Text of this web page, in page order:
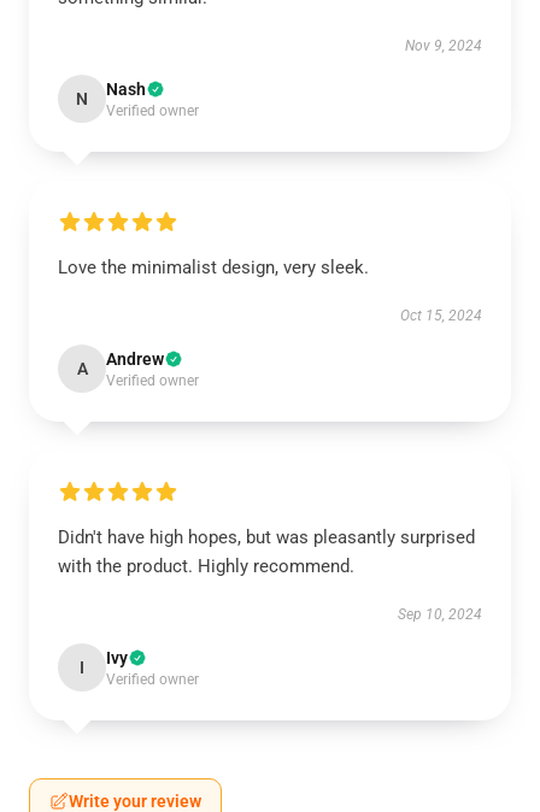
Nov 9, 2024
N Nash
Verified owner
Love the minimalist design, very sleek.
Oct 15, 2024
A Andrew
Verified owner
Didn't have high hopes, but was pleasantly surprised
with the product. Highly recommend.
Sep 10, 2024
I Ivy
Verified owner
Write your review